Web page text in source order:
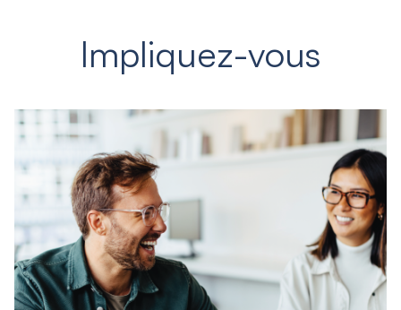
Impliquez-vous